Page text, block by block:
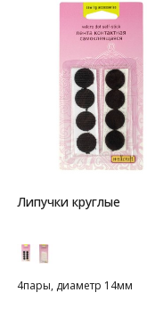
Липучки круглые
4пары, диаметр 14мм